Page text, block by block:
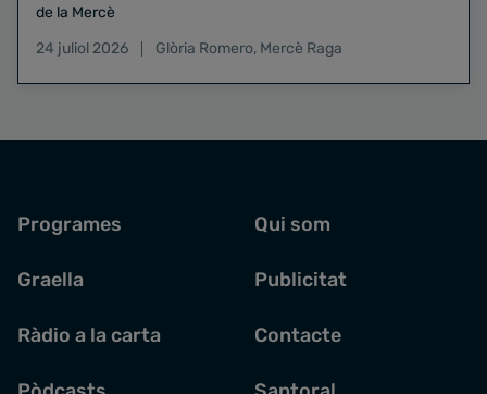
de la Mercè
24 juliol 2026
Glòria Romero, Mercè Raga
Programes
Graella
Ràdio a la carta
Qui som
Publicitat
Contacte